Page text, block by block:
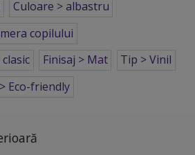
Culoare > albastru
copilului
Finisaj > Mat
Tip > Vinil
Eco-friendly